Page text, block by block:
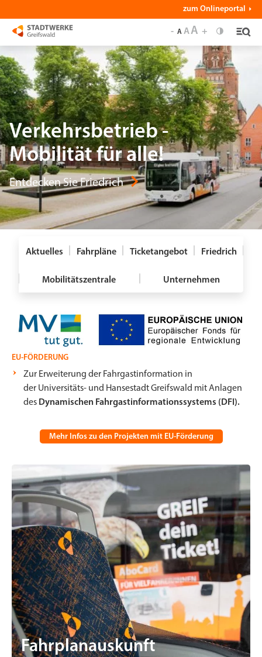
Verkehrsbetrieb -
Mobilität für alle!
Entdecken Sie Friedrich
Aktuelles Fahrpläne Ticketangebot Friedrich
Mobilitätszentrale Unternehmen
EU-FÖRDERUNG
Zur Erweiterung der Fahrgastinformation in
der Universitäts- und Hansestadt Greifswald mit Anlagen
des Dynamischen Fahrgastinformationssystems (DFI).
Mehr Infos zu den Projekten mit EU-Förderung
Fahrplanauskunft
zum Onlineportal
- A AA +